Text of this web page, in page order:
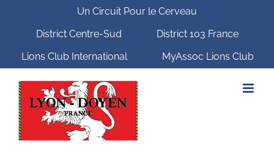
Un Circuit Pour le Cerveau
District Centre-Sud
District 103 France
Lions Club International
MyAssoc Lions Club